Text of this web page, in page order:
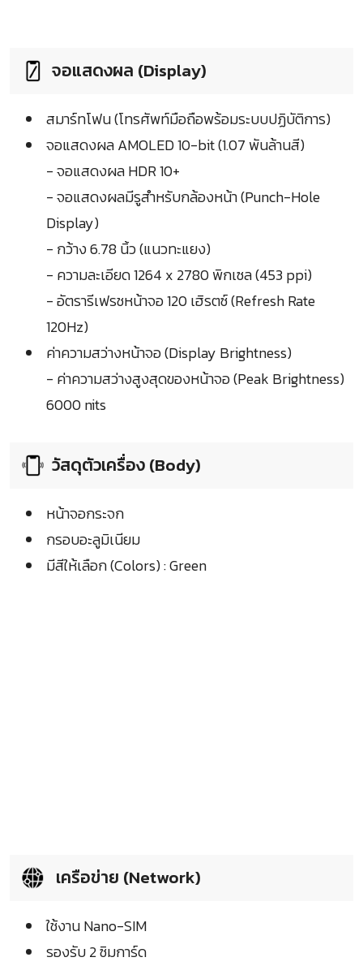
จอแสดงผล (Display)
สมาร์ทโฟน (โทรศัพท์มือถือพร้อมระบบปฏิบัติการ)
จอแสดงผล AMOLED 10-bit (1.07 พันล้านสี)
- จอแสดงผล HDR 10+
- จอแสดงผลมีรูสำหรับกล้องหน้า (Punch-Hole
Display)
- กว้าง 6.78 นิ้ว (แนวทะแยง)
- ความละเอียด 1264 x 2780 พิกเซล (453 ppi)
- อัตรารีเฟรชหน้าจอ 120 เฮิรตซ์ (Refresh Rate
120Hz)
ค่าความสว่างหน้าจอ (Display Brightness)
- ค่าความสว่างสูงสุดของหน้าจอ (Peak Brightness)
6000 nits
วัสดุตัวเครื่อง (Body)
หน้าจอกระจก
กรอบอะลูมิเนียม
มีสีให้เลือก (Colors) : Green
เครือข่าย (Network)
ใช้งาน Nano-SIM
รองรับ 2 ซิมการ์ด